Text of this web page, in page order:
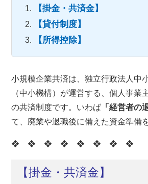
【掛金・共済金】
【貸付制度】
【所得控除】
小規模企業共済は、独立行政法人中
（中小機構）が運営する、個人事業
の共済制度です。いわば「経営者の
て、廃業や退職後に備えた資金準備
❖ ❖ ❖ ❖ ❖ ❖ ❖ ❖
【掛金・共済金】